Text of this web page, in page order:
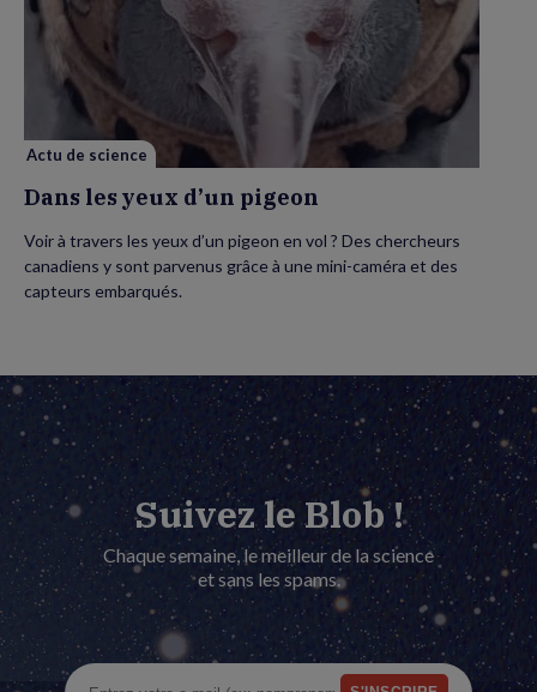
Actu de science
Dans les yeux d’un pigeon
Voir à travers les yeux d’un pigeon en vol ? Des chercheurs
canadiens y sont parvenus grâce à une mini-caméra et des
capteurs embarqués.
Suivez le Blob !
Chaque semaine, le meilleur de la science
et sans les spams.